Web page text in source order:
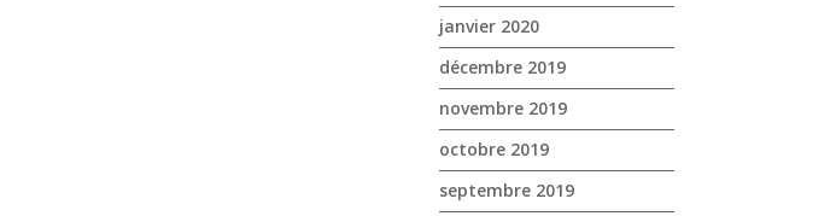
janvier 2020
décembre 2019
novembre 2019
octobre 2019
septembre 2019